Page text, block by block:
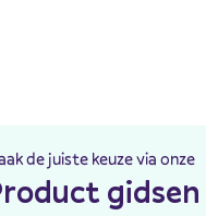
de juiste keuze via onze
gidsen